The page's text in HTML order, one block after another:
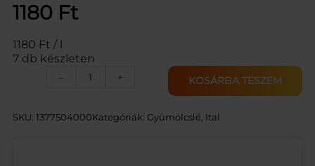
1180 Ft
1180 Ft / l
7 db készleten
–
H
E
+ KOSÁRBA TESZEM
SKU: 1377504000Kategóriák: Gyümölcslé Ital